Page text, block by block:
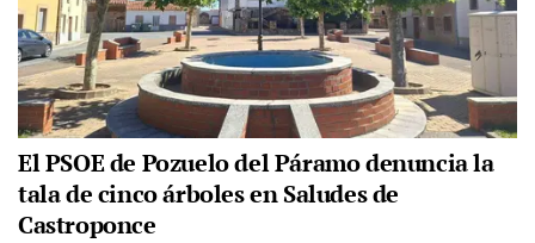
El PSOE de Pozuelo del Páramo denuncia la
tala de cinco árboles en Saludes de
Castroponce